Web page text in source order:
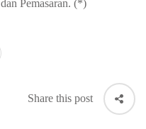
Pemasaran. (*)
Share this post